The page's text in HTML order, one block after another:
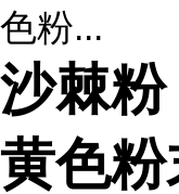
色粉...
沙棘
黄色